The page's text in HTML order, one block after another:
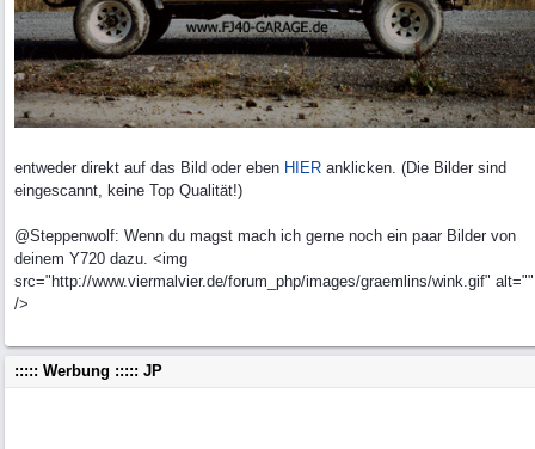
entweder direkt auf das Bild oder eben HIER anklicken. (Die Bilder sind
eingescannt, keine Top Qualität!)
@Steppenwolf: Wenn du magst mach ich gerne noch ein paar Bilder von
deinem Y720 dazu. <img
src="http://www.viermalvier.de/forum_php/images/graemlins/wink.gif" alt=""
/>
::::: Werbung ::::: JP